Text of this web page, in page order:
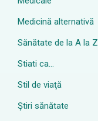
Medicină alternativă
Sănătate de la A la Z
Stiati ca…
Stil de viaţă
Ştiri sănătate